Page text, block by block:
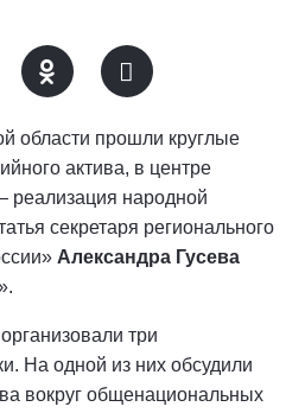
области прошли круглые
актива, в центре
реализация народной
секретаря регионального
Александра Гусева
три
На одной из них обсудили
вокруг общенациональных